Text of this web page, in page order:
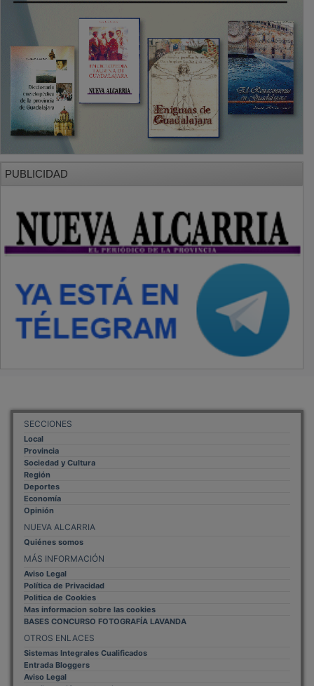
SECCIONES
Local
Provincia
Sociedad y Cultura
Región
Deportes
Economía
Opinión
NUEVA ALCARRIA
Quiénes somos
MÁS INFORMACIÓN
Aviso Legal
Política de Privacidad
Politica de Cookies
Mas informacion sobre las cookies
BASES CONCURSO FOTOGRAFÍA LAVANDA
Sistemas Integrales Cualificados
Entrada Bloggers
Aviso Legal
Configuración de Cookies